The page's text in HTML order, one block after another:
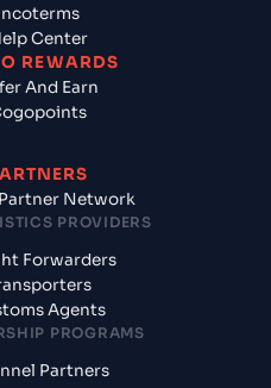
Center
REWARDS
And Earn
Network
PROVIDERS
Forwarders
Agents
PROGRAMS
Partners